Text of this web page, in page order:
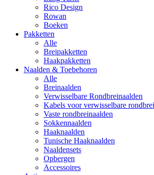
Rico Design
Rowan
Boeken
Pakketten
Alle
Breipakketten
Haakpakketten
Naalden & Toebehoren
Alle
Breinaalden
Verwisselbare Rondbreinaalden
Kabels voor verwisselbare
Vaste rondbreinaalden
Sokkennaalden
Haaknaalden
Tunische Haaknaalden
Naaldensets
Opbergen
Accessoires